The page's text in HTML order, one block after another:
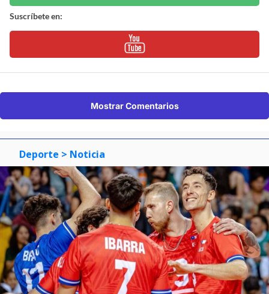
Suscríbete en:
Mostrar Comentarios
Deporte > Noticia